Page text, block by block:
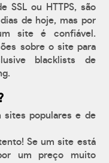
SSL ou HTTPS, são
de hoje, mas por
site é confiável.
sobre o site para
blacklists de
sites populares e de
Se um site está
um preço muito